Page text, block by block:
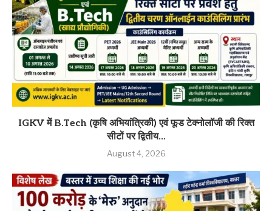
IGKV में B.Tech (कृषि अभियांत्रिकी) एवं फूड टेक्नोलॉजी की रिक्त
सीटों पर द्वितीय...
August 4, 2026